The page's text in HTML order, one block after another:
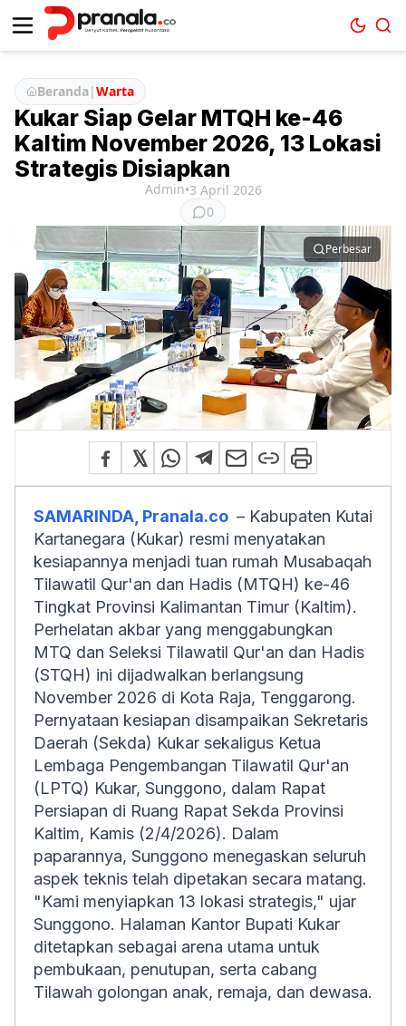
Beranda|Warta
Kukar Siap Gelar MTQH ke-46
Kaltim November 2026, 13 Lokasi
Strategis Disiapkan
Admin•3 April 2026
0
Perbesar
SAMARINDA, Pranala.co – Kabupaten Kutai
Kartanegara (Kukar) resmi menyatakan
kesiapannya menjadi tuan rumah Musabaqah
Tilawatil Qur'an dan Hadis (MTQH) ke-46
Tingkat Provinsi Kalimantan Timur (Kaltim).
Perhelatan akbar yang menggabungkan
MTQ dan Seleksi Tilawatil Qur'an dan Hadis
(STQH) ini dijadwalkan berlangsung
November 2026 di Kota Raja, Tenggarong.
Pernyataan kesiapan disampaikan Sekretaris
Daerah (Sekda) Kukar sekaligus Ketua
Lembaga Pengembangan Tilawatil Qur'an
(LPTQ) Kukar, Sunggono, dalam Rapat
Persiapan di Ruang Rapat Sekda Provinsi
Kaltim, Kamis (2/4/2026). Dalam
paparannya, Sunggono menegaskan seluruh
aspek teknis telah dipetakan secara matang.
"Kami menyiapkan 13 lokasi strategis," ujar
Sunggono. Halaman Kantor Bupati Kukar
ditetapkan sebagai arena utama untuk
pembukaan, penutupan, serta cabang
Tilawah golongan anak, remaja, dan dewasa.